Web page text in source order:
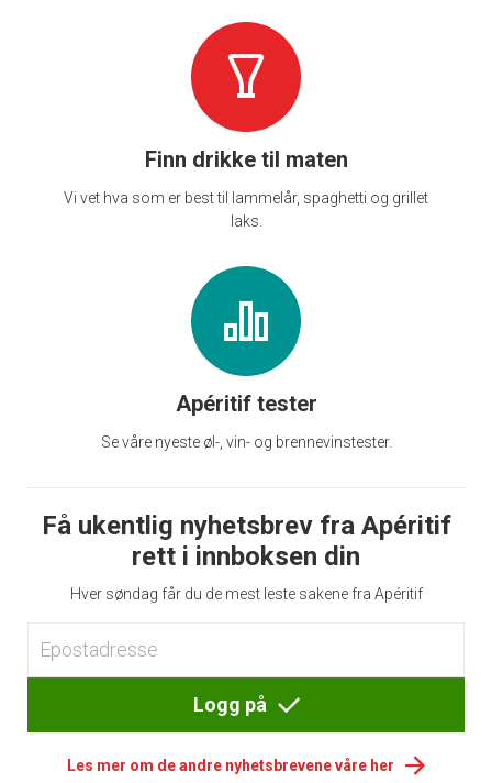
Finn drikke til maten
Vi vet hva som er best til lammelår, spaghetti og grillet
laks.
Apéritif tester
Se våre nyeste øl-, vin- og brennevinstester.
Få ukentlig nyhetsbrev fra Apéritif
rett i innboksen din
Hver søndag får du de mest leste sakene fra Apéritif
Logg på
Les mer om de andre nyhetsbrevene våre her